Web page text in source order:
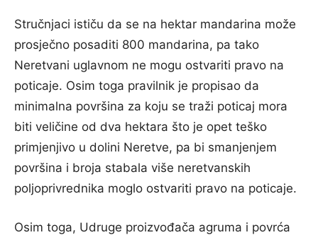
Stručnjaci ističu da se na hektar mandarina može
prosječno posaditi 800 mandarina, pa tako
Neretvani uglavnom ne mogu ostvariti pravo na
poticaje. Osim toga pravilnik je propisao da
minimalna površina za koju se traži poticaj mora
biti veličine od dva hektara što je opet teško
primjenjivo u dolini Neretve, pa bi smanjenjem
površina i broja stabala više neretvanskih
poljoprivrednika moglo ostvariti pravo na poticaje.
Osim toga, Udruge proizvođača agruma i povrća